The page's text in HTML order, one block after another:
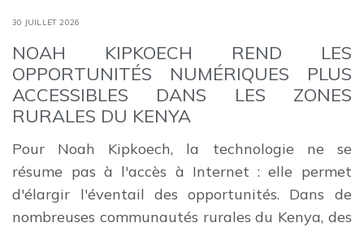
30 JUILLET 2026
NOAH KIPKOECH REND LES
OPPORTUNITÉS NUMÉRIQUES PLUS
ACCESSIBLES DANS LES ZONES
RURALES DU KENYA
Pour Noah Kipkoech, la technologie ne se
résume pas à l'accès à Internet : elle permet
d'élargir l'éventail des opportunités. Dans de
nombreuses communautés rurales du Kenya, des